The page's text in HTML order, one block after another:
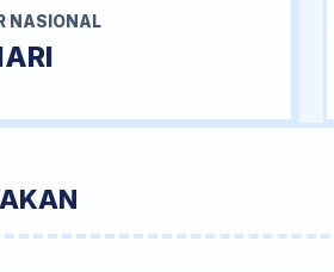
NASIONAL